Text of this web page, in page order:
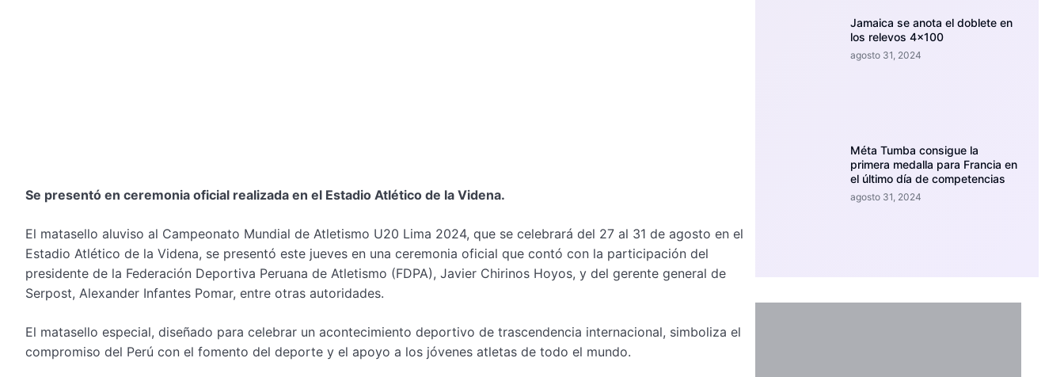
Se presentó en ceremonia oficial realizada en el Estadio Atlético de la Videna.
El matasello aluviso al Campeonato Mundial de Atletismo U20 Lima 2024, que se celebrará del 27 al 31 de agosto en el
Estadio Atlético de la Videna, se presentó este jueves en una ceremonia oficial que contó con la participación del
presidente de la Federación Deportiva Peruana de Atletismo (FDPA), Javier Chirinos Hoyos, y del gerente general de
Serpost, Alexander Infantes Pomar, entre otras autoridades.
El matasello especial, diseñado para celebrar un acontecimiento deportivo de trascendencia internacional, simboliza el
compromiso del Perú con el fomento del deporte y el apoyo a los jóvenes atletas de todo el mundo.
Jamaica se anota el doblete en
los relevos 4×100
agosto 31, 2024
Méta Tumba consigue la
primera medalla para Francia en
el último día de competencias
agosto 31, 2024